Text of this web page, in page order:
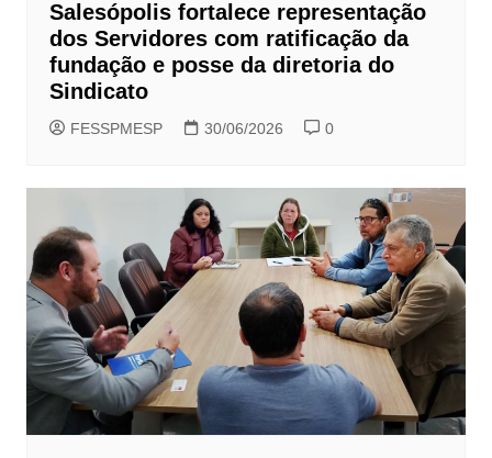
Salesópolis fortalece representação
dos Servidores com ratificação da
fundação e posse da diretoria do
Sindicato
FESSPMESP 30/06/2026 0